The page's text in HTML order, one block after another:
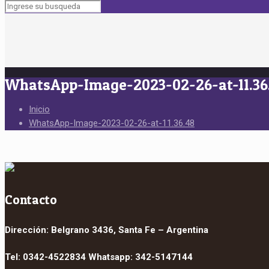
WhatsApp-Image-2023-02-26-at-
Inicio
WhatsApp-Image-2023-02-26-at-11.36.48
Contacto
Dirección: Belgrano 3436, Santa Fe – Argentina
Tel: 0342-4522834 Whatsapp: 342-5147144